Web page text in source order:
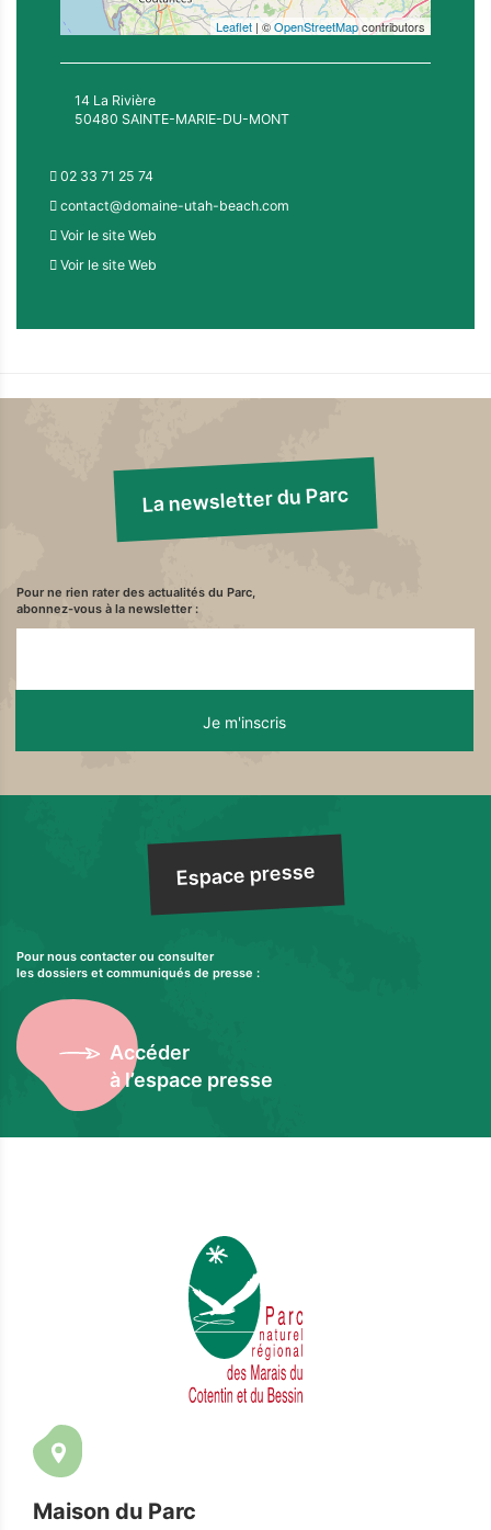
Leaflet | ©OpenStreetMapcontributors
14 La Rivière
50480 SAINTE-MARIE-DU-MONT
02 33 71 25 74
contact@domaine-utah-beach.com
Voir le site Web
Voir le site Web
La newsletter du Parc
Pour ne rien rater des actualités du Parc,
abonnez-vous à la newsletter :
Espace presse
Pour nous contacter ou consulter
les dossiers et communiqués de presse :
Accéder
à l’espace presse
Maison du Parc